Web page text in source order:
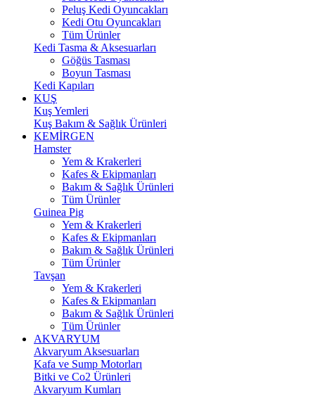
Peluş Kedi Oyuncakları
Kedi Otu Oyuncakları
Tüm Ürünler
Kedi Tasma & Aksesuarları
Göğüs Tasması
Boyun Tasması
Kedi Kapıları
KUŞ
Kuş Yemleri
Kuş Bakım & Sağlık Ürünleri
KEMİRGEN
Hamster
Yem & Krakerleri
Kafes & Ekipmanları
Bakım & Sağlık Ürünleri
Tüm Ürünler
Guinea Pig
Yem & Krakerleri
Kafes & Ekipmanları
Bakım & Sağlık Ürünleri
Tüm Ürünler
Tavşan
Yem & Krakerleri
Kafes & Ekipmanları
Bakım & Sağlık Ürünleri
Tüm Ürünler
AKVARYUM
Akvaryum Aksesuarları
Kafa ve Sump Motorları
Bitki ve Co2 Ürünleri
Akvaryum Kumları